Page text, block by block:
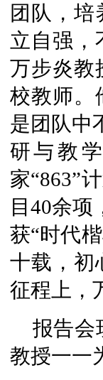
团队，
立自强，
万步炎教
校教师。
是团队中
研与教
家“863”
目40余项
获“时代
十载，初
征程上，
报告会
教授一一